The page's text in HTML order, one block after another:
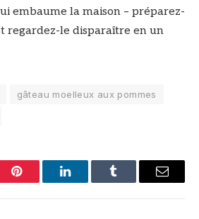
embaume la maison – préparez-
regardez-le disparaître en un
gâteau moelleux aux pommes
Pinterest LinkedInTumblr Email